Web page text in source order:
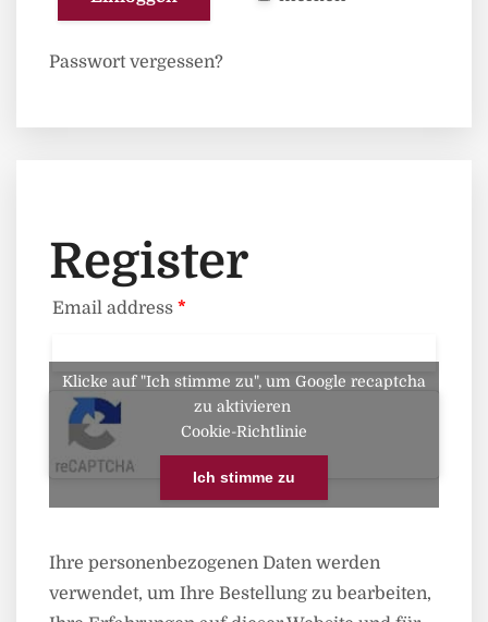
Passwort vergessen?
Register
Email address *
Klicke auf "Ich stimme zu", um Google recaptcha
zu aktivieren
Cookie-Richtlinie
Ich stimme zu
Ihre personenbezogenen Daten werden
verwendet, um Ihre Bestellung zu bearbeiten,